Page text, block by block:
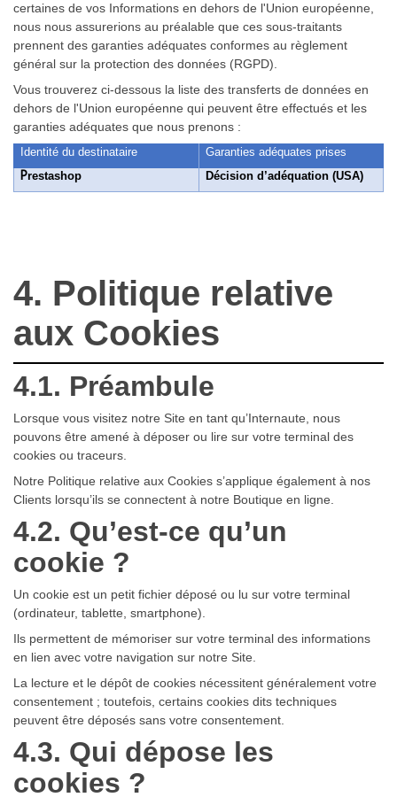
certaines de vos Informations en dehors de l'Union européenne,
nous nous assurerions au préalable que ces sous-traitants
prennent des garanties adéquates conformes au règlement
général sur la protection des données (RGPD).
Vous trouverez ci-dessous la liste des transferts de données en
dehors de l'Union européenne qui peuvent être effectués et les
garanties adéquates que nous prenons :
Identité du destinataire Garanties adéquates prises
Prestashop Décision d’adéquation (USA)
4. Politique relative
aux Cookies
4.1. Préambule
Lorsque vous visitez notre Site en tant qu’Internaute, nous
pouvons être amené à déposer ou lire sur votre terminal des
cookies ou traceurs.
Notre Politique relative aux Cookies s’applique également à nos
Clients lorsqu’ils se connectent à notre Boutique en ligne.
4.2. Qu’est-ce qu’un
cookie ?
Un cookie est un petit fichier déposé ou lu sur votre terminal
(ordinateur, tablette, smartphone).
Ils permettent de mémoriser sur votre terminal des informations
en lien avec votre navigation sur notre Site.
La lecture et le dépôt de cookies nécessitent généralement votre
consentement ; toutefois, certains cookies dits techniques
peuvent être déposés sans votre consentement.
4.3. Qui dépose les
cookies ?